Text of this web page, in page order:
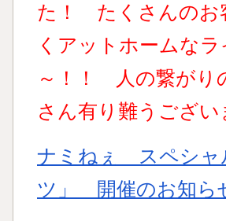
た！ たくさんのお
くアットホームな
～！！ 人の繋がり
さん有り難うござい
ナミねぇ スペシャ
ツ」 開催のお知ら